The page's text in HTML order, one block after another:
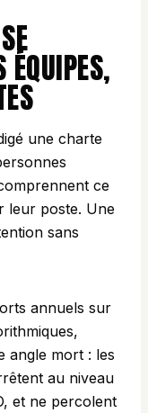
ÉQUIPES,
une charte
ce
leur poste. Une
sans
annuels sur
angle mort : les
au niveau
et ne percolent